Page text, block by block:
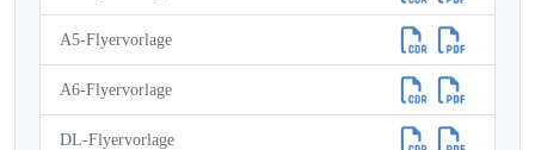
A5-Flyervorlage
A6-Flyervorlage
DL-Flyervorlage